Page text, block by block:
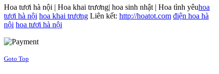
Hoa tươi hà nội | Hoa khai trương| hoa sinh nhật | Hoa tình yêuhoa
tươi hà nội hoa khai trương Liên kết: http://hoatot.com điện hoa hà
nội hoa tươi hà nội
Goto Top